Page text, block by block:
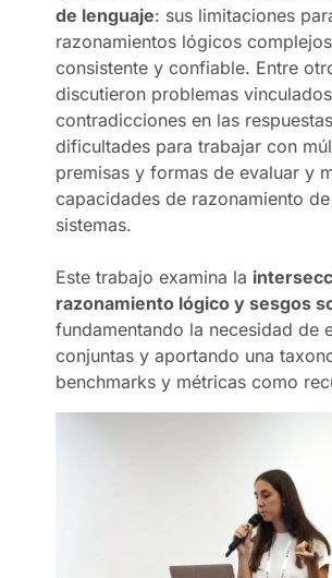
de lenguaje: sus limitaciones
razonamientos lógicos
consistente y confiable. Entre
discutieron problemas
contradicciones en las
dificultades para trabajar con
premisas y formas de evaluar y
capacidades de razonamiento
sistemas.
Este trabajo examina la
razonamiento lógico y sesgos
fundamentando la necesidad de
conjuntas y aportando una
benchmarks y métricas como